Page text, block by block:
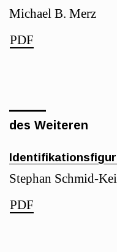
Michael B. Merz
PDF
des Weiteren
Stephan Schmid-
PDF